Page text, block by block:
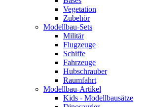
Vegetation
Zubehör
Modellbau-Sets
Militär
Flugzeuge
Schiffe
Fahrzeuge
Hubschrauber
Raumfahrt
Modellbau-Artikel
Kids - Modellbausätze